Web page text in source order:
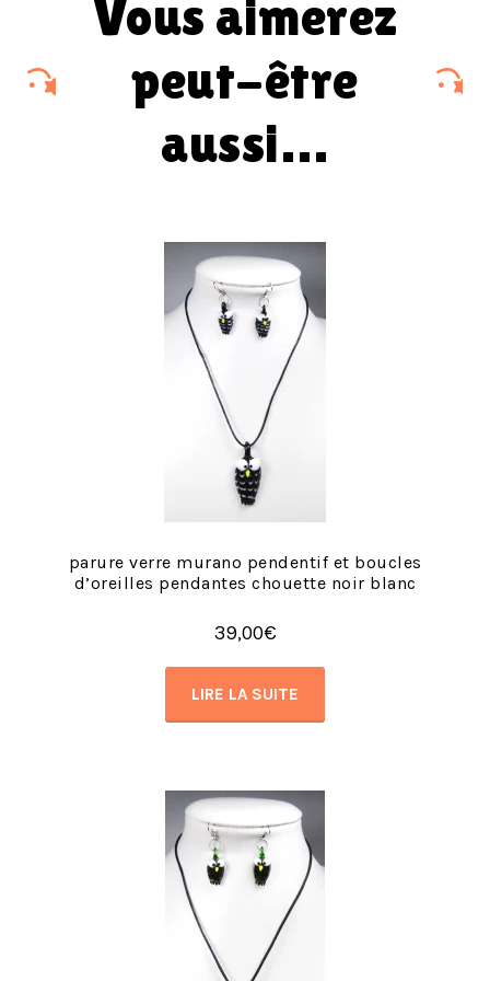
vous aimerez
peut-être
aussi…
parure verre murano pendentif et boucles
d’oreilles pendantes chouette noir blanc
39,00€
LIRE LA SUITE